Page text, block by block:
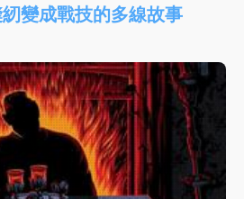
紉變成戰技的多線故事